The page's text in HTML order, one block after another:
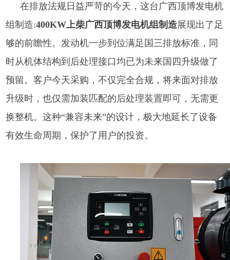
在排放法规日益严苛的今天，这台 广西顶博发电机
组制造:400KW上柴广西顶博发电机组制造展现出了足
够的前瞻性。发动机一步到位满足国三排放标准，同
时从机体结构到后处理接口均已为未来国四升级做了
预留。客户今天采购，不仅完全合规，将来面对排放
升级时，也仅需加装匹配的后处理装置即可，无需更
换整机。这种“兼容未来”的设计，极大地延长了设备
有效生命周期，保护了用户的投资。